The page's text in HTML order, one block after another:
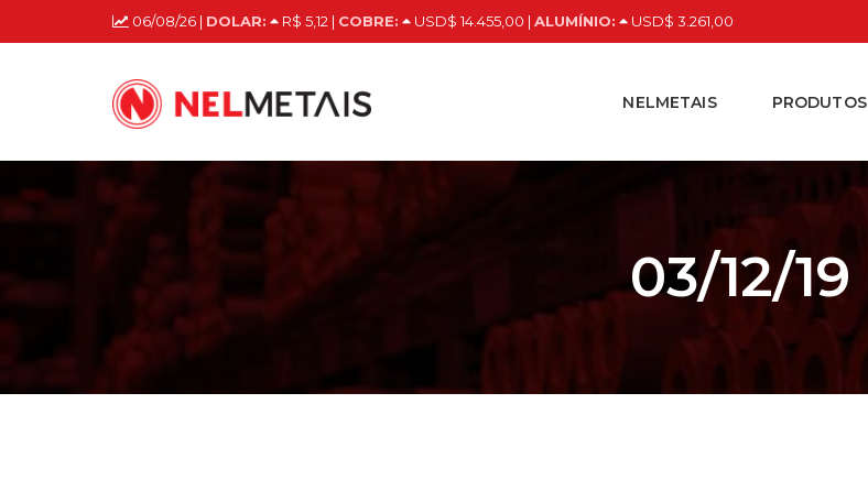
06/08/26 | DOLAR: R$ 5,12 | COBRE: USD$ 14.455,00 | ALUMÍNIO: USD$ 3.261,00
NELMETAIS PRODUTOS
03/12/19